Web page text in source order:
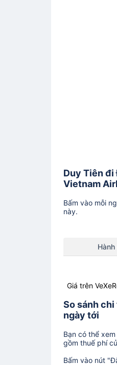
Duy Tiên đi
Vietnam
Bấm vào mỗi
này.
Giá trên
So sánh
ngày tới
Bạn có thể
gồm thuế phí
Bấm vào nút